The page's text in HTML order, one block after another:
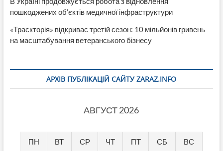
пошкоджених об’єктів медичної інфраструктури
«Траєкторія» відкриває третій сезон: 10 мільйонів гривень
на масштабування ветеранського бізнесу
АРХІВ ПУБЛІКАЦІЙ САЙТУ ZARAZ.INFO
АВГУСТ 2026
ПН ВТ СР ЧТ ПТ СБ ВС